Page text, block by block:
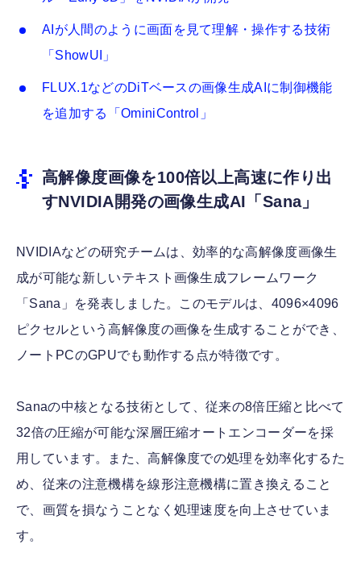
AIが人間のように画面を見て理解・操作する技術
「ShowUI」
FLUX.1などのDiTベースの画像生成AIに制御機能
を追加する「OminiControl」
高解像度画像を100倍以上高速に作り出
すNVIDIA開発の画像生成AI「Sana」
NVIDIAなどの研究チームは、効率的な高解像度画像生
成が可能な新しいテキスト画像生成フレームワーク
「Sana」を発表しました。このモデルは、4096×4096
ピクセルという高解像度の画像を生成することができ、
ノートPCのGPUでも動作する点が特徴です。
Sanaの中核となる技術として、従来の8倍圧縮と比べて
32倍の圧縮が可能な深層圧縮オートエンコーダーを採
用しています。また、高解像度での処理を効率化するた
め、従来の注意機構を線形注意機構に置き換えること
で、画質を損なうことなく処理速度を向上させていま
す。